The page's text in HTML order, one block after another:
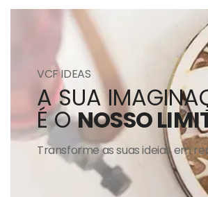
VCF IDEAS
A SUA
É ONOSSO
Transforme as suas ideias em